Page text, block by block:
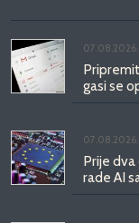
07.08.2026.
gasi se
07.08.2026.
Prije dva
rade AI